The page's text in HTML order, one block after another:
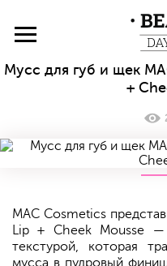
Мусс для губ и щек
+
MAC Cosmetics
Lip + Cheek Mousse —
текстурой, которая
мусса в пудровый